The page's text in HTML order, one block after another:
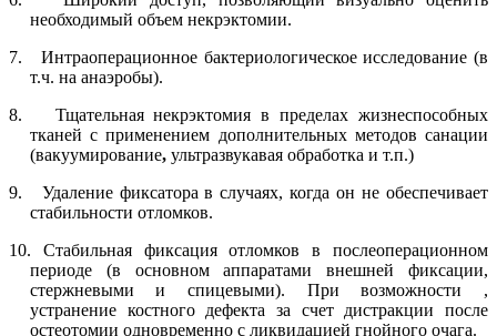
необходимый объем некрэктомии.
7.
Интраоперационное бактериологическое исследование (в
т.ч. на анаэробы).
8.
Тщательная некрэктомия в пределах жизнеспособных
тканей cприменением дополнительных методов санации
(вакуумирование, ультразвукавая обработка и т.п.)
9.
Удаление фиксатора в случаях, когда он не обеспечивает
стабильности отломков.
10. Стабильная фиксация отломков в послеоперационном
периоде (в основном аппаратами внешней фиксации,
стержневыми и спицевыми).
При возможности ,
устранение костного дефекта за счет дистракции после
остеотомии одновременно с ликвидацией гнойного очага.